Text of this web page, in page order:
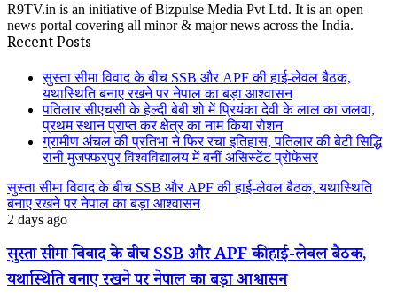
R9TV.in is an initiative of Bizpulse Media Pvt Ltd. It is an open
news portal covering all minor & major news across the India.
Recent Posts
सुस्ता सीमा विवाद के बीच SSB और APF की हाई-लेवल बैठक,
यथास्थिति बनाए रखने पर नेपाल का बड़ा आश्वासन
पतिलार सीएचसी के हेल्दी बेबी शो में प्रियंका देवी के लाल का जलवा,
प्रथम स्थान प्राप्त कर क्षेत्र का नाम किया रोशन
ग्रामीण अंचल की प्रतिभा ने फिर रचा इतिहास, पतिलार की बेटी सिद्धि
रानी मुजफ्फरपुर विश्वविद्यालय में बनीं असिस्टेंट प्रोफेसर
सुस्ता सीमा विवाद के बीच SSB और APF की हाई-लेवल बैठक, यथास्थिति
बनाए रखने पर नेपाल का बड़ा आश्वासन
2 days ago
सुस्ता सीमा विवाद के बीच SSB और APF की हाई-लेवल बैठक,
यथास्थिति बनाए रखने पर नेपाल का बड़ा आश्वासन